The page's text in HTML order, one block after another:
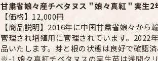
甘粛省娘々産チベタヌス＂娘々真紅＂実生2
【価格】12,000円
【商品説明】2016年に中国甘粛省娘々か
管理され増殖用に管理されています。2022
品いたします。芽と根の状態は良好で確認
※-1 娘々真紅チベタヌスの実生苗は浅間ク